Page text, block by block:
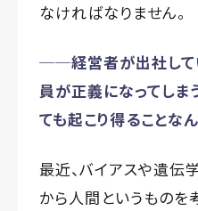
なければなりません。
──経営者が出社して
員が正義になってしま
ても起こり得ることなん
最近、バイアスや遺伝
から人間というものを